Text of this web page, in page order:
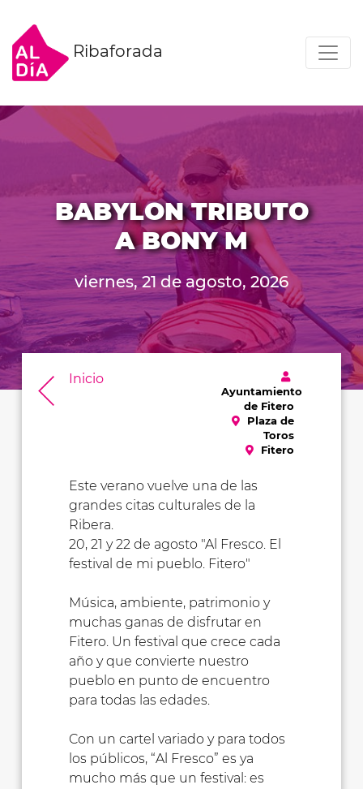
Ribaforada
BABYLON TRIBUTO
A BONY M
viernes, 21 de agosto, 2026
Inicio
Ayuntamiento
de Fitero
Plaza de
Toros
Fitero
Este verano vuelve una de las
grandes citas culturales de la
Ribera.
20, 21 y 22 de agosto "Al Fresco. El
festival de mi pueblo. Fitero"
Música, ambiente, patrimonio y
muchas ganas de disfrutar en
Fitero. Un festival que crece cada
año y que convierte nuestro
pueblo en punto de encuentro
para todas las edades.
Con un cartel variado y para todos
los públicos, “Al Fresco” es ya
mucho más que un festival: es